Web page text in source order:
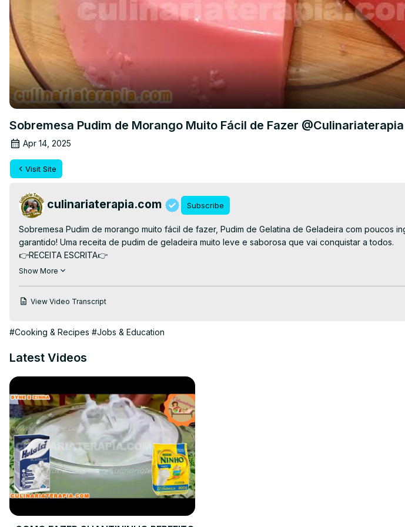
Sobremesa Pudim de Morango Muito Fácil de Fazer @Culinariaterapia
Apr 14, 2025
Visit Site
culinariaterapia.com Subscribe
Sobremesa Pudim de morango muito fácil de fazer, Pudim de Gelatina de Geladeira com poucos
garantido! Uma receita de pudim de geladeira muito leve e saborosa que vai conquistar a todos.
👉RECEITA ESCRITA👉
https://culinariaterapia.com/pudim-de-gelatina-de-geladeira/
Show More
View Video Transcript
#Cooking & Recipes #Jobs & Education
Latest Videos